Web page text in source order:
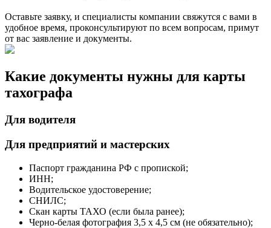
Оставьте заявку, и специалисты компании свяжутся с вами в
удобное время, проконсультируют по всем вопросам, примут
от вас заявление и документы.
Какие документы нужны для карты
тахографа
Для водителя
Для предприятий и мастерских
Паспорт гражданина РФ с пропиской;
ИНН;
Водительское удостоверение;
СНИЛС;
Скан карты ТАХО (если была ранее);
Черно-белая фотография 3,5 х 4,5 см (не обязательно);